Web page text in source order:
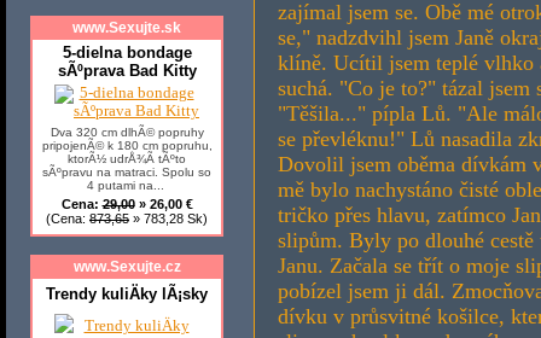
zajímal jsem se. Obě mé
se," nadzdvihl jsem Janě
klíně. Ucítil jsem teplé vlhko
suchá. "Co je to?" tázal jsem
"Těšila..." pípla Lů. "Ale
se převléknu!" Lů nasadila
Dovolil jsem oběma dívkám
mě bylo nachystáno čisté
tričko přes hlavu, zatímco
slipům. Byly po dlouhé
Janu. Začala se třít o moje
pobízel jsem ji dál.
dívku v průsvitné košilce,
www.Sexujte.sk
5-dielna bondage
sÃºprava Bad Kitty
Dva 320 cm dlhÃ© popruhy
pripojenÃ© k 180 cm popruhu,
ktorÃ½ udrÅ¾Ã­ tÃºto
sÃºpravu na matraci. Spolu so
4 putami na...
Cena:29,00» 26,00 €
(Cena: 873,65 » 783,28 Sk)
www.Sexujte.cz
Trendy kuliÄky lÃ¡sky